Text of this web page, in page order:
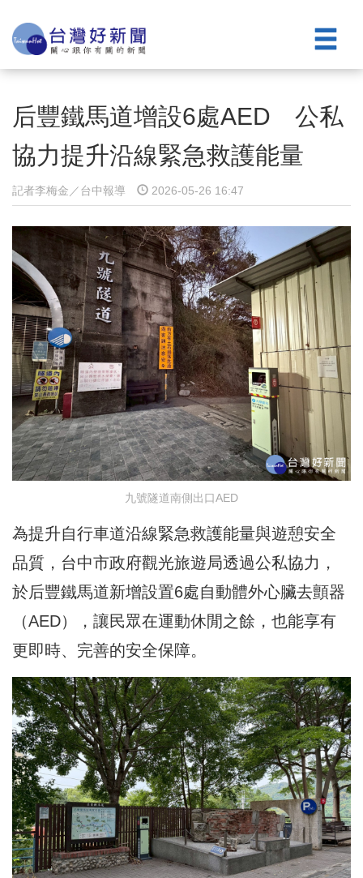
后豐鐵馬道增設6處AED 公私
協力提升沿線緊急救護能量
記者李梅金／台中報導 2026-05-26 16:47
九號隧道南側出口AED
為提升自行車道沿線緊急救護能量與遊憩安全
品質，台中市政府觀光旅遊局透過公私協力，
於后豐鐵馬道新增設置6處自動體外心臟去顫器
（AED），讓民眾在運動休閒之餘，也能享有
更即時、完善的安全保障。